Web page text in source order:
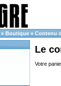
» Boutique » Contenu
Le
Votre